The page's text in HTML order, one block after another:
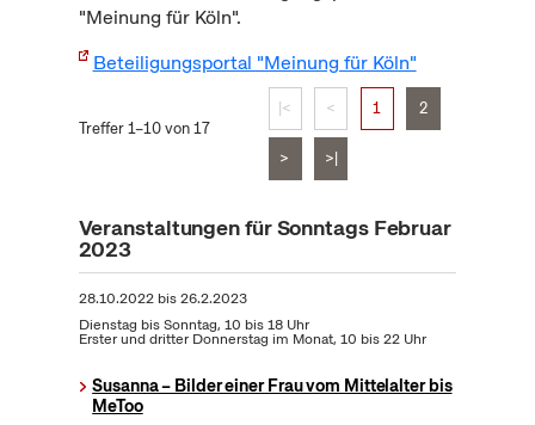
"Meinung für Köln".
Beteiligungsportal "Meinung für Köln"
Treffer 1–10 von 17
|< < 1 2
> >|
Veranstaltungen für Sonntags Februar
2023
28.10.2022bis26.2.2023
Dienstag bis Sonntag, 10 bis 18 Uhr
Erster und dritter Donnerstag im Monat, 10 bis 22 Uhr
Susanna – Bilder einer Frau vom Mittelalter bis
MeToo